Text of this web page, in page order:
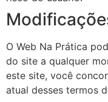
O Web Na Prática
do site a qualquer
este site, você
atual desses termos